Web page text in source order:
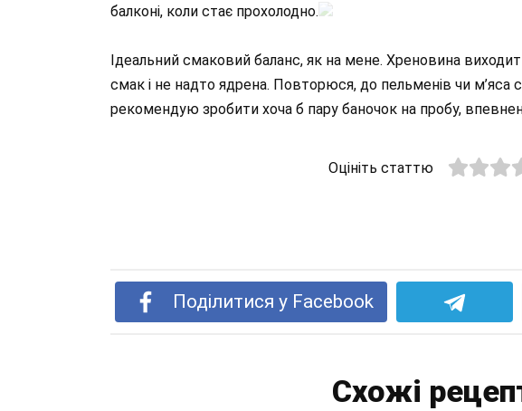
балконі, коли стає прохолодно.
Ідеальний смаковий баланс, як на мене. Хреновина
смак і не надто ядрена. Повторюся, до пельменів чи м’яса
рекомендую зробити хоча б пару баночок на пробу,
Оцініть статтю
Поділитися у Facebook
Схожі